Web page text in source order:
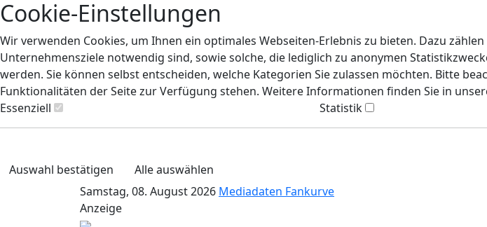
Cookie-Einstellungen
Wir verwenden Cookies, um Ihnen ein optimales Webseiten-Erlebnis zu bieten. Dazu
Unternehmensziele notwendig sind, sowie solche, die lediglich zu anonymen
werden. Sie können selbst entscheiden, welche Kategorien Sie zulassen möchten. Bitte
Funktionalitäten der Seite zur Verfügung stehen. Weitere Informationen finden Sie in
Essenziell
Statistik
Auswahl bestätigen
Alle auswählen
Samstag, 08. August 2026 Mediadaten Fankurve
Anzeige